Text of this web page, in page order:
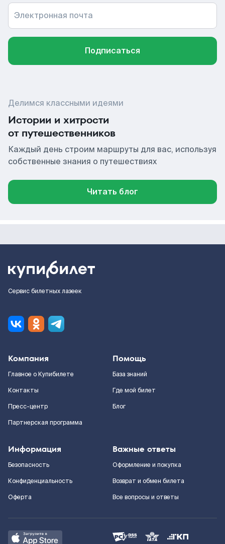
Электронная почта
Подписаться
Делимся классными идеями
Истории и хитрости
от путешественников
Каждый день строим маршруты для вас, используя
собственные знания о путешествиях
Читать блог
Сервис билетных лазеек
Компания
Главное о Купибилете
Контакты
Пресс-центр
Партнерская программа
Помощь
База знаний
Где мой билет
Блог
Информация
Безопасность
Конфиденциальность
Оферта
Важные ответы
Оформление и покупка
Возврат и обмен билета
Все вопросы и ответы